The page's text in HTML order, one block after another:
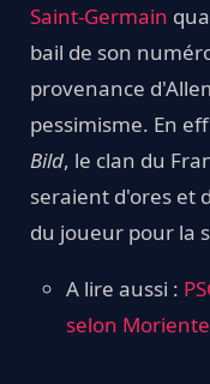
Saint-Germain
bail de son
provenance
pessimisme. En
Bild, le clan du
seraient d'ores et
du joueur pour la
A lire aussi :
selon